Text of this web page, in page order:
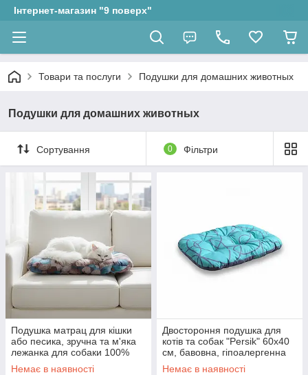
Інтернет-магазин "9 поверх"
Товари та послуги Подушки для домашних животных
Подушки для домашних животных
Сортування 0 Фільтри
Подушка матрац для кішки
або песика, зручна та м'яка
лежанка для собаки 100%
котон 60 х 40 см
Немає в наявності
Двостороння подушка для
котів та собак "Persik" 60x40
см, бавовна, гіпоалергенна
Немає в наявності